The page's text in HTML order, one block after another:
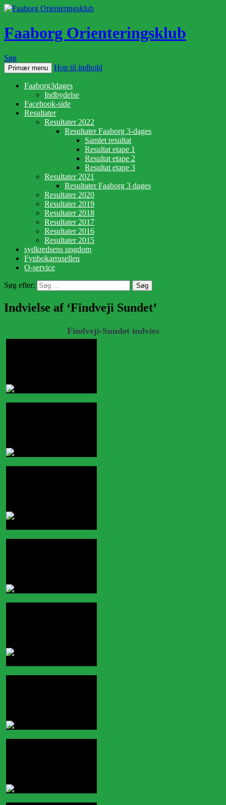
Faaborg Orienteringsklub
Søg
Primær menu Hop til indhold
Faaborg3dages
Indbydelse
Facebook-side
Resultater
Resultater 2022
Resultater Faaborg 3-dages
Samlet resultat
Resultat etape 1
Resultat etape 2
Resultat etape 3
Resultater 2021
Resultater Faaborg 3 dages
Resultater 2020
Resultater 2019
Resultater 2018
Resultater 2017
Resultater 2016
Resultater 2015
sydkredsens ungdom
Fynbokarrusellen
O-service
Søg efter:
Indvielse af ‘Findveji Sundet’
Findveji-Sundet indvies